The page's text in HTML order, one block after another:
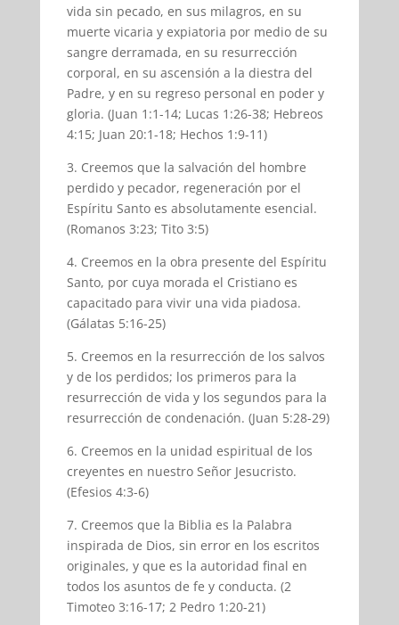
vida sin pecado, en sus milagros, en su
muerte vicaria y expiatoria por medio de su
sangre derramada, en su resurrección
corporal, en su ascensión a la diestra del
Padre, y en su regreso personal en poder y
gloria. (Juan 1:1-14; Lucas 1:26-38; Hebreos
4:15; Juan 20:1-18; Hechos 1:9-11)
3. Creemos que la salvación del hombre
perdido y pecador, regeneración por el
Espíritu Santo es absolutamente esencial.
(Romanos 3:23; Tito 3:5)
4. Creemos en la obra presente del Espíritu
Santo, por cuya morada el Cristiano es
capacitado para vivir una vida piadosa.
(Gálatas 5:16-25)
5. Creemos en la resurrección de los salvos
y de los perdidos; los primeros para la
resurrección de vida y los segundos para la
resurrección de condenación. (Juan 5:28-29)
6. Creemos en la unidad espiritual de los
creyentes en nuestro Señor Jesucristo.
(Efesios 4:3-6)
7. Creemos que la Biblia es la Palabra
inspirada de Dios, sin error en los escritos
originales, y que es la autoridad final en
todos los asuntos de fe y conducta. (2
Timoteo 3:16-17; 2 Pedro 1:20-21)